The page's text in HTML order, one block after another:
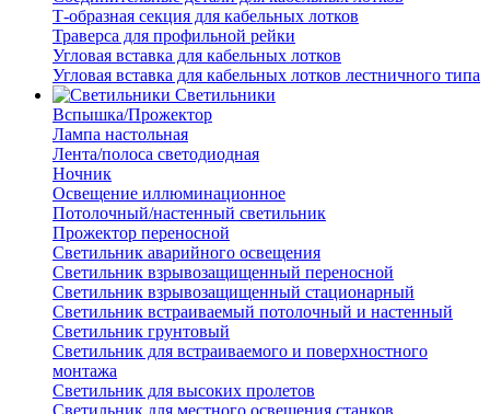
Т-образная секция для кабельных лотков
Траверса для профильной рейки
Угловая вставка для кабельных лотков
Угловая вставка для кабельных лотков лестничного типа
Светильники
Вспышка/Прожектор
Лампа настольная
Лента/полоса светодиодная
Ночник
Освещение иллюминационное
Потолочный/настенный светильник
Прожектор переносной
Светильник аварийного освещения
Светильник взрывозащищенный переносной
Светильник взрывозащищенный стационарный
Светильник встраиваемый потолочный и настенный
Светильник грунтовый
Светильник для встраиваемого и поверхностного
монтажа
Светильник для высоких пролетов
Светильник для местного освещения станков